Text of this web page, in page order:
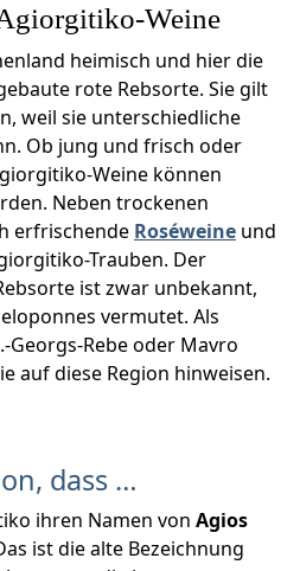
Weine
heimisch und hier die
rote Rebsorte. Sie gilt
weil sie unterschiedliche
Ob jung und frisch oder
Weine können
Neben trockenen
erfrischende Roséweine und
Trauben. Der
ist zwar unbekannt,
vermutet. Als
Georgs-Rebe oder Mavro
auf diese Region hinweisen.
dass …
ihren Namen von Agios
ist die alte Bezeichnung